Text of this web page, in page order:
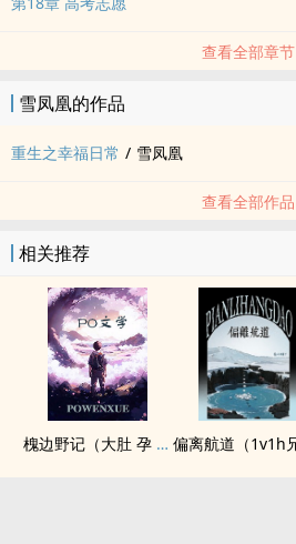
查看全部章节
雪凤凰的作品
重生之幸福日常 / 雪凤凰
查看全部作品
相关推荐
槐边野记（大肚 孕 甜甜 肉文 ）